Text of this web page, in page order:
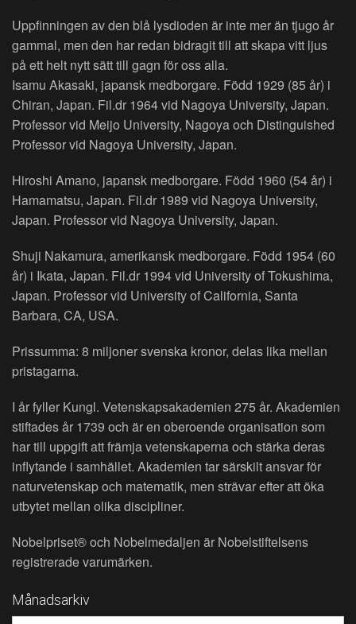
Uppfinningen av den blå lysdioden är inte mer än tjugo år
gammal, men den har redan bidragit till att skapa vitt ljus
på ett helt nytt sätt till gagn för oss alla.
Isamu Akasaki, japansk medborgare. Född 1929 (85 år) i
Chiran, Japan. Fil.dr 1964 vid Nagoya University, Japan.
Professor vid Meijo University, Nagoya och Distinguished
Professor vid Nagoya University, Japan.
Hiroshi Amano, japansk medborgare. Född 1960 (54 år) i
Hamamatsu, Japan. Fil.dr 1989 vid Nagoya University,
Japan. Professor vid Nagoya University, Japan.
Shuji Nakamura, amerikansk medborgare. Född 1954 (60
år) i Ikata, Japan. Fil.dr 1994 vid University of Tokushima,
Japan. Professor vid University of California, Santa
Barbara, CA, USA.
Prissumma: 8 miljoner svenska kronor, delas lika mellan
pristagarna.
I år fyller Kungl. Vetenskapsakademien 275 år. Akademien
stiftades år 1739 och är en oberoende organisation som
har till uppgift att främja vetenskaperna och stärka deras
inflytande i samhället. Akademien tar särskilt ansvar för
naturvetenskap och matematik, men strävar efter att öka
utbytet mellan olika discipliner.
Nobelpriset® och Nobelmedaljen är Nobelstiftelsens
registrerade varumärken.
Månadsarkiv